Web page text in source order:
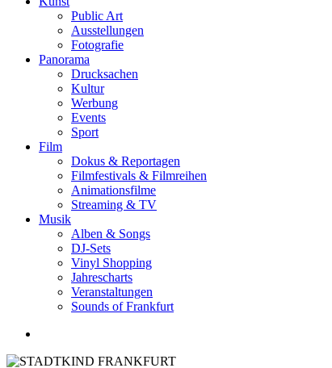
Public Art
Ausstellungen
Fotografie
Panorama
Drucksachen
Kultur
Werbung
Events
Sport
Film
Dokus & Reportagen
Filmfestivals & Filmreihen
Animationsfilme
Streaming & TV
Musik
Alben & Songs
DJ-Sets
Vinyl Shopping
Jahrescharts
Veranstaltungen
Sounds of Frankfurt